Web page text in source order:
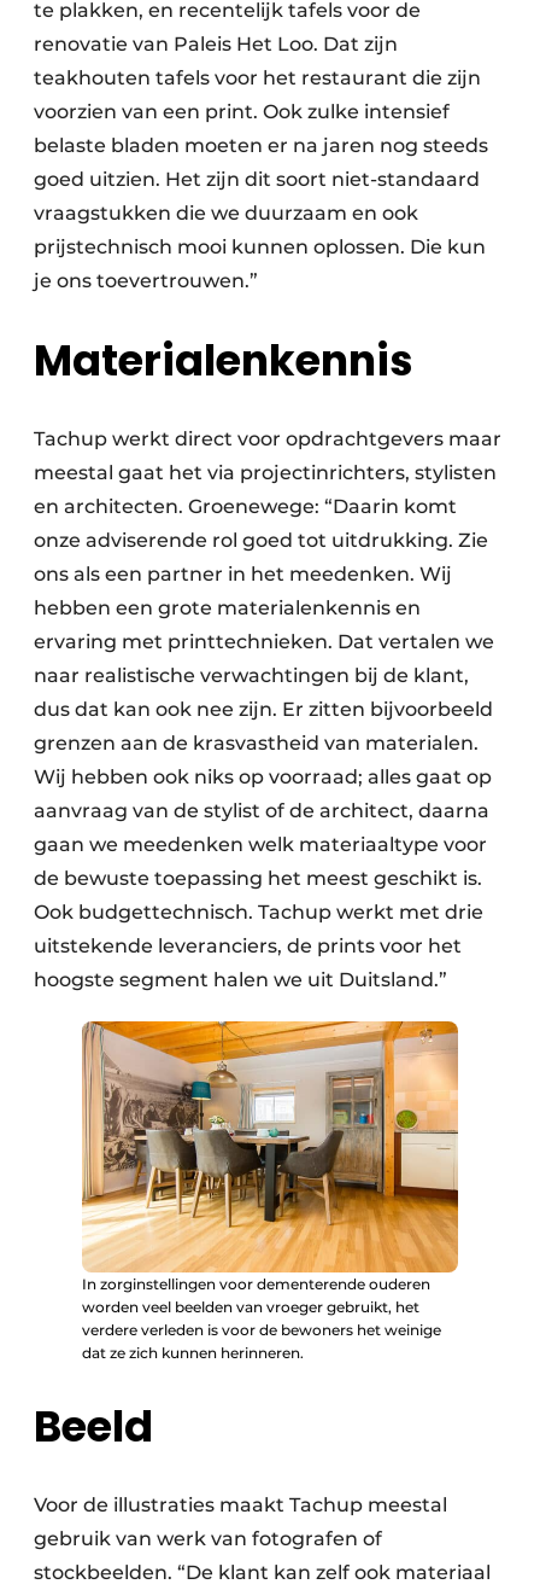
te plakken, en recentelijk tafels voor de
renovatie van Paleis Het Loo. Dat zijn
teakhouten tafels voor het restaurant die zijn
voorzien van een print. Ook zulke intensief
belaste bladen moeten er na jaren nog steeds
goed uitzien. Het zijn dit soort niet-standaard
vraagstukken die we duurzaam en ook
prijstechnisch mooi kunnen oplossen. Die kun
je ons toevertrouwen.”
Materialenkennis
Tachup werkt direct voor opdrachtgevers maar
meestal gaat het via projectinrichters, stylisten
en architecten. Groenewege: “Daarin komt
onze adviserende rol goed tot uitdrukking. Zie
ons als een partner in het meedenken. Wij
hebben een grote materialenkennis en
ervaring met printtechnieken. Dat vertalen we
naar realistische verwachtingen bij de klant,
dus dat kan ook nee zijn. Er zitten bijvoorbeeld
grenzen aan de krasvastheid van materialen.
Wij hebben ook niks op voorraad; alles gaat op
aanvraag van de stylist of de architect, daarna
gaan we meedenken welk materiaaltype voor
de bewuste toepassing het meest geschikt is.
Ook budgettechnisch. Tachup werkt met drie
uitstekende leveranciers, de prints voor het
hoogste segment halen we uit Duitsland.”
In zorginstellingen voor dementerende ouderen
worden veel beelden van vroeger gebruikt, het
verdere verleden is voor de bewoners het weinige
dat ze zich kunnen herinneren.
Beeld
Voor de illustraties maakt Tachup meestal
gebruik van werk van fotografen of
stockbeelden. “De klant kan zelf ook materiaal